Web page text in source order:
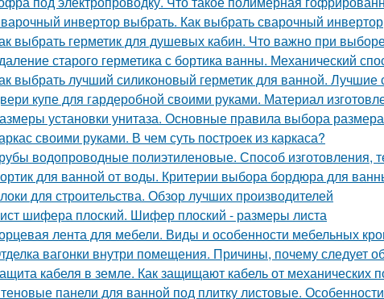
инвертор выбрать. Как выбрать сварочный инвертор
выбрать герметик для душевых кабин. Что важно при
старого герметика с бортика ванны. Механический
выбрать лучший силиконовый герметик для ванной. Лучшие
купе для гардеробной своими руками. Материал
установки унитаза. Основные правила выбора
своими руками. В чем суть построек из каркаса?
водопроводные полиэтиленовые. Способ изготовления,
для ванной от воды. Критерии выбора бордюра для
для строительства. Обзор лучших производителей
шифера плоский. Шифер плоский - размеры листа
лента для мебели. Виды и особенности мебельных
вагонки внутри помещения. Причины, почему следует
кабеля в земле. Как защищают кабель от механических
панели для ванной под плитку листовые.